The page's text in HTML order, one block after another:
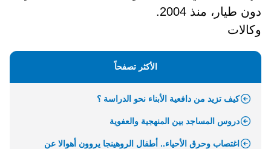
دون طيار، منذ 2004
.
وكالات
الأكثر تصفحاً
كيف تزيد من دافعية الأبناء نحو الدراسة ؟
دروس المساجد بين المنهجية والعفوية
اغتصاب وحرق الأحياء.. أطفال الروهينجا يروون أهوالا عن